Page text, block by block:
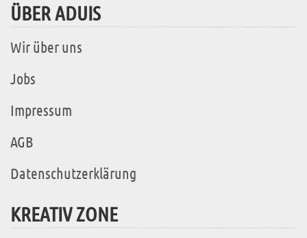
ÜBER ADUIS
Wir über uns
Jobs
Impressum
AGB
Datenschutzerklärung
KREATIV ZONE